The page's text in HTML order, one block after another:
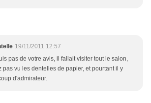
19/11/2011 12:57
pas de votre avis, il fallait visiter tout le salon,
pas vu les dentelles de papier, et pourtant il y
d'admirateur.